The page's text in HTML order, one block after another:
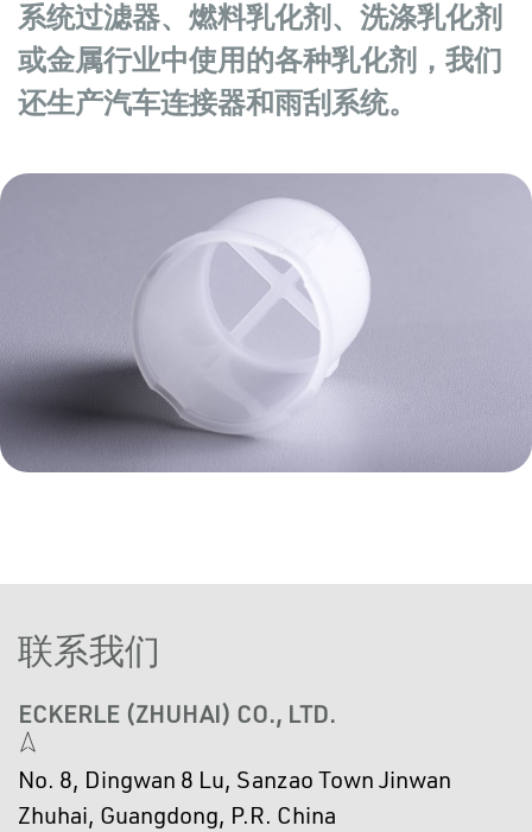
系统过滤器、燃料乳化剂、洗涤乳化剂
或金属行业中使用的各种乳化剂，我们
还生产汽车连接器和雨刮系统。
联系我们
ECKERLE (ZHUHAI) CO., LTD.
No. 8, Dingwan 8 Lu, Sanzao Town Jinwan
Zhuhai, Guangdong, P.R. China